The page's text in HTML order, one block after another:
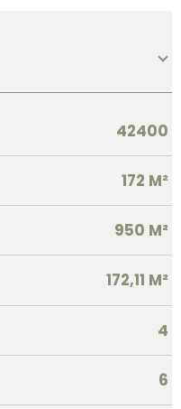
42400
172 M²
950 M²
172,11 M²
4
6